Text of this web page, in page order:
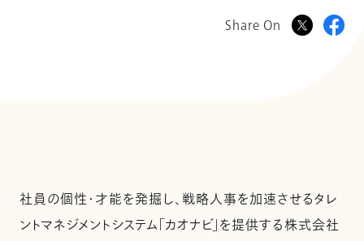
Share On
社員の個性・才能を発掘し、戦略人事を加速させるタレ
ントマネジメントシステム「カオナビ」を提供する株式会社